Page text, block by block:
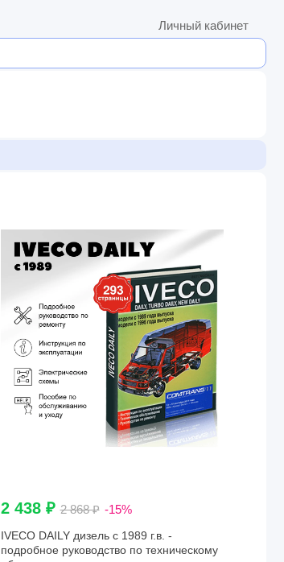
Личный кабинет
2 438 ₽2 868 ₽ -15%
IVECO DAILY дизель с 1989 г.в. -
подробное руководство по техническому